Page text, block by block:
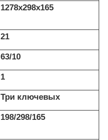
1278x298x165
21
63/10
1
Три ключевых
198/298/165